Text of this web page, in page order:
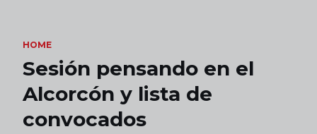
HOME
Sesión pensando en el
Alcorcón y lista de
convocados